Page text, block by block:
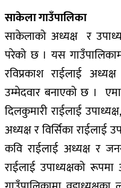
साकेला गाउँपालिका
साकेलाको अध्यक्ष र
परेको छ । यस
रविप्रकाश राईलाई
उम्मेदवार बनाएको छ ।
दिलकुमारी राईलाई
अध्यक्ष र विर्सिका
कवि राईलाई अध्यक्ष र
राईलाई उपाध्यक्षको